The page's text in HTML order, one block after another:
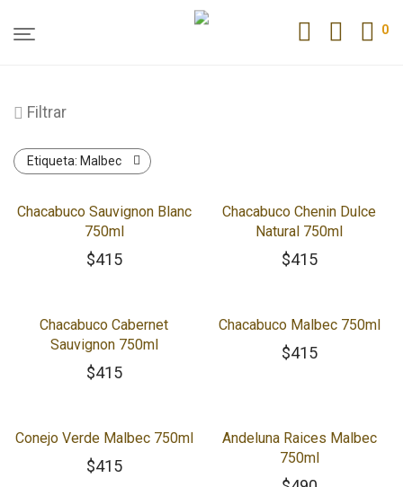
0
Filtrar
Etiqueta: Malbec
Chacabuco Sauvignon Blanc
750ml
$415
Chacabuco Chenin Dulce
Natural 750ml
$415
Chacabuco Cabernet
Sauvignon 750ml
$415
Chacabuco Malbec 750ml
$415
Conejo Verde Malbec 750ml
$415
Andeluna Raices Malbec
750ml